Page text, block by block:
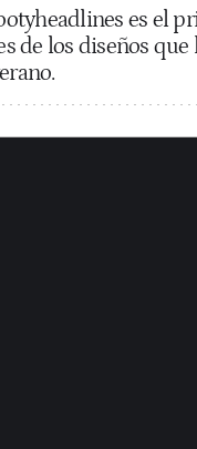
es el
de los diseños